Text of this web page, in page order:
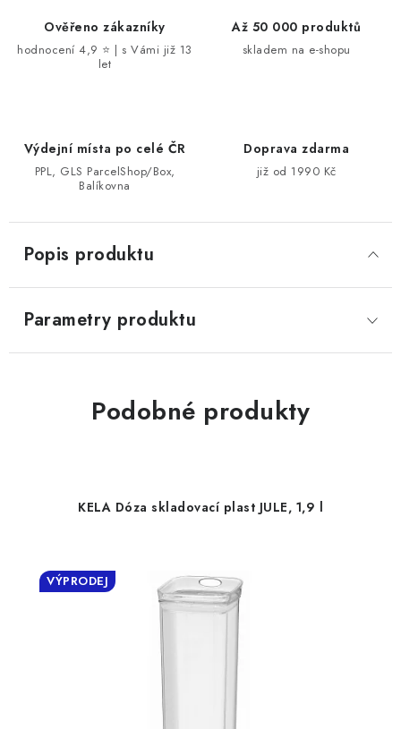
Ověřeno zákazníky
hodnocení 4,9 ⭐ | s Vámi již 13
let
Až 50 000 produktů
skladem na e-shopu
Výdejní místa po celé ČR
PPL, GLS ParcelShop/Box,
Balíkovna
Doprava zdarma
již od 1990 Kč
Popis produktu
Parametry produktu
Podobné produkty
KELA Dóza skladovací plast JULE, 1,9 l
VÝPRODEJ